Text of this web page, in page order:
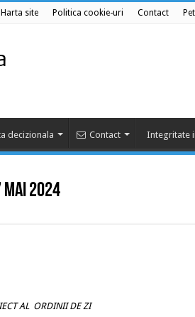
Harta site Politica cookie-uri Contact
decizionala Contact Integritate
2024
AL ORDINII DE ZI